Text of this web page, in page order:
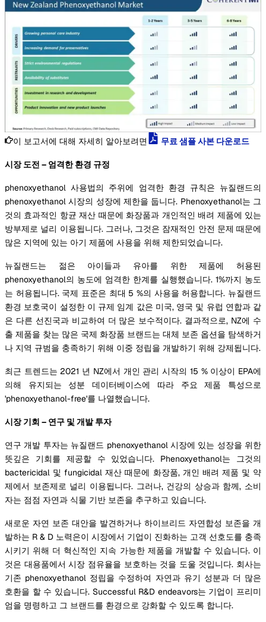
이 보고서에 대해 자세히 알아보려면 무료 샘플 사본 다운로드
시장 도전 – 엄격한 환경 규정
phenoxyethanol 사용법의 주위에 엄격한 환경 규칙은 뉴질랜드의
phenoxyethanol 시장의 성장에 제한을 둡니다. Phenoxyethanol는 그
것의 효과적인 항균 재산 때문에 화장품과 개인적인 배려 제품에 있는
방부제로 널리 이용됩니다. 그러나, 그것은 잠재적인 안전 문제 때문에
많은 지역에 있는 아기 제품에 사용을 위해 제한되었습니다.
뉴질랜드는 젊은 아이들과 유아를 위한 제품에 허용된
phenoxyethanol의 농도에 엄격한 한계를 실행했습니다. 1%까지 농도
는 허용됩니다. 국제 표준은 최대 5 %의 사용을 허용합니다. 뉴질랜드
환경 보호국이 설정한 이 규제 임계 값은 미국, 영국 및 유럽 연합과 같
은 다른 선진국과 비교하여 더 많은 보수적이다. 결과적으로, NZ에 수
출 제품을 찾는 많은 국제 화장품 브랜드는 대체 보존 옵션을 탐색하거
나 지역 규범을 충족하기 위해 이중 정립을 개발하기 위해 강제됩니다.
최근 트렌드는 2021 년 NZ에서 개인 관리 시작의 15 % 이상이 EPA에
의해 유지되는 성분 데이터베이스에 따라 주요 제품 특성으로
'phenoxyethanol-free'를 나열했습니다.
시장 기회 – 연구 및 개발 투자
연구 개발 투자는 뉴질랜드 phenoxyethanol 시장에 있는 성장을 위한
뜻깊은 기회를 제공할 수 있었습니다. Phenoxyethanol는 그것의
bactericidal 및 fungicidal 재산 때문에 화장품, 개인 배려 제품 및 약
제에서 보존제로 널리 이용됩니다. 그러나, 건강의 상승과 함께, 소비
자는 점점 자연과 식물 기반 보존을 추구하고 있습니다.
새로운 자연 보존 대안을 발견하거나 하이브리드 자연합성 보존을 개
발하는 R & D 노력은이 시장에서 기업이 진화하는 고객 선호도를 충족
시키기 위해 더 혁신적인 지속 가능한 제품을 개발할 수 있습니다. 이
것은 대용품에서 시장 점유율을 보호하는 것을 도울 것입니다. 회사는
기존 phenoxyethanol 정립을 수정하여 자연과 유기 성분과 더 많은
호환을 할 수 있습니다. Successful R&D endeavors는 기업이 프리미
엄을 명령하고 그 브랜드를 환경으로 강화할 수 있도록 합니다.